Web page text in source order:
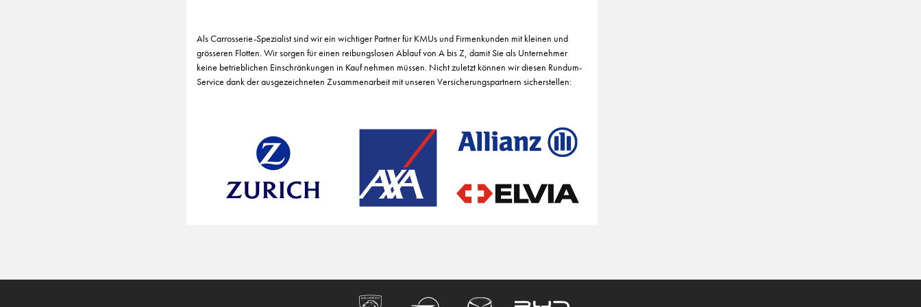
Als Carrosserie-Spezialist sind wir ein wichtiger Partner für KMUs und Firmenkunden mit kleinen und
grösseren Flotten. Wir sorgen für einen reibungslosen Ablauf von A bis Z, damit Sie als Unternehmer
keine betrieblichen Einschränkungen in Kauf nehmen müssen. Nicht zuletzt können wir diesen Rundum-
Service dank der ausgezeichneten Zusammenarbeit mit unseren Versicherungspartnern sicherstellen: